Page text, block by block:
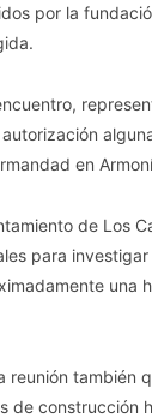
por la
en
de Los
para
una
reunión también
de construcción